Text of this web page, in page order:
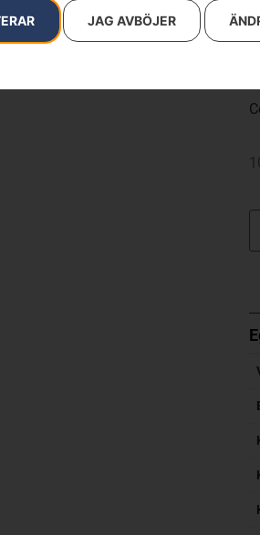
JAG AVBÖJER